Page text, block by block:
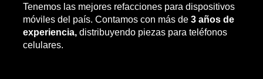
Tenemos las mejores refacciones para dispositivos
móviles del país. Contamos con más de 3 años de
experiencia, distribuyendo piezas para teléfonos
celulares.